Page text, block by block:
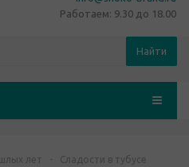
Работаем: 9.30 до 18.00
Найти
лет - Сладости в тубусе